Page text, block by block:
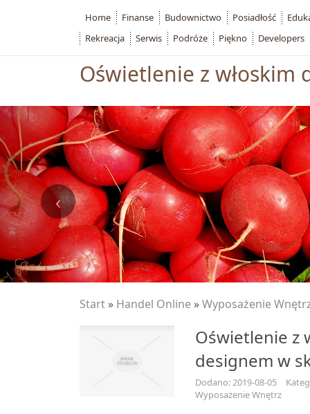
Oświetlenie z
Start » Handel Online »Wyposażenie
Oświetlenie z
designem w
Dodano: 2019-08-05
Wyposażenie Wnętrz
Home Finanse Budownictwo Posiadłość
Rekreacja
Serwis Podróże Piękno Developers